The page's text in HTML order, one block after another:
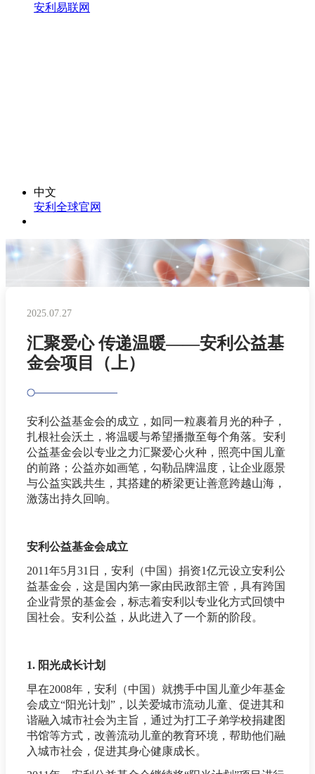
安利易联网
中文
安利全球官网
2025.07.27
汇聚爱心 传递温暖——安利公益基
金会项目（上）
安利公益基金会的成立，如同一粒裹着月光的种子，
扎根社会沃土，将温暖与希望播撒至每个角落。安利
公益基金会以专业之力汇聚爱心火种，照亮中国儿童
的前路；公益亦如画笔，勾勒品牌温度，让企业愿景
与公益实践共生，其搭建的桥梁更让善意跨越山海，
激荡出持久回响。
安利公益基金会成立
2011年5月31日，安利（中国）捐资1亿元设立安利公
益基金会，这是国内第一家由民政部主管，具有跨国
企业背景的基金会，标志着安利以专业化方式回馈中
国社会。安利公益，从此进入了一个新的阶段。
1. 阳光成长计划
早在2008年，安利（中国）就携手中国儿童少年基金
会成立“阳光计划”，以关爱城市流动儿童、促进其和
谐融入城市社会为主旨，通过为打工子弟学校捐建图
书馆等方式，改善流动儿童的教育环境，帮助他们融
入城市社会，促进其身心健康成长。